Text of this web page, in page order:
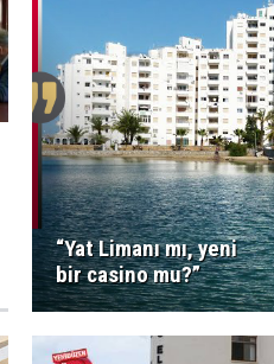
“Yat Limanı mı, yeni
bir casino mu?”